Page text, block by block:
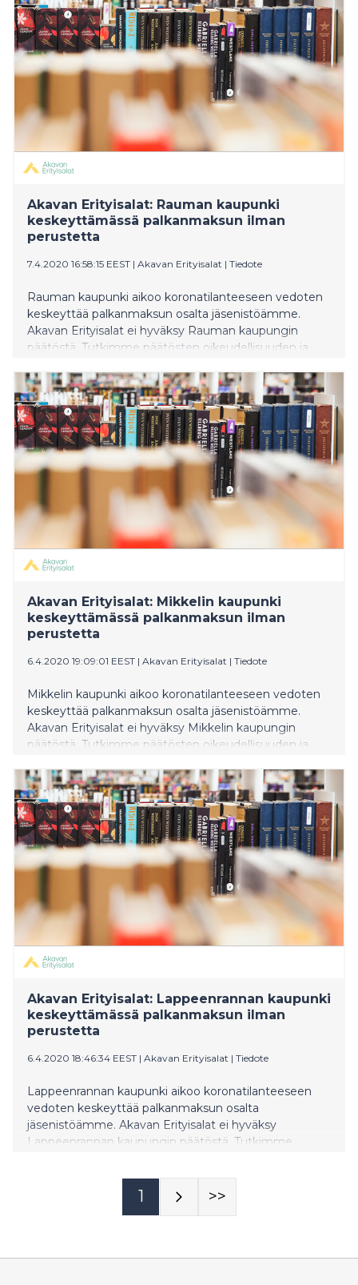
Akavan Erityisalat: Rauman kaupunki
keskeyttämässä palkanmaksun ilman
perustetta
7.4.2020 16:58:15 EEST | Akavan Erityisalat | Tiedote
Rauman kaupunki aikoo koronatilanteeseen vedoten
keskeyttää palkanmaksun osalta jäsenistöämme.
Akavan Erityisalat ei hyväksy Rauman kaupungin
päätöstä. Tutkimme päätösten oikeudellisuuden ja
Akavan Erityisalat: Mikkelin kaupunki
keskeyttämässä palkanmaksun ilman
perustetta
6.4.2020 19:09:01 EEST | Akavan Erityisalat | Tiedote
Mikkelin kaupunki aikoo koronatilanteeseen vedoten
keskeyttää palkanmaksun osalta jäsenistöämme.
Akavan Erityisalat ei hyväksy Mikkelin kaupungin
päätöstä. Tutkimme päätösten oikeudellisuuden ja
Akavan Erityisalat: Lappeenrannan kaupunki
keskeyttämässä palkanmaksun ilman
perustetta
6.4.2020 18:46:34 EEST | Akavan Erityisalat | Tiedote
Lappeenrannan kaupunki aikoo koronatilanteeseen
vedoten keskeyttää palkanmaksun osalta
jäsenistöämme. Akavan Erityisalat ei hyväksy
Lappeenrannan kaupungin päätöstä. Tutkimme
1 >>